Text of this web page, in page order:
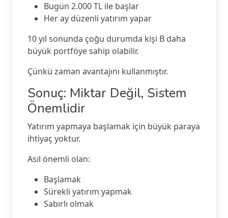
Bugün 2.000 TL ile başlar
Her ay düzenli yatırım yapar
10 yıl sonunda çoğu durumda kişi B daha
büyük portföye sahip olabilir.
Çünkü zaman avantajını kullanmıştır.
Sonuç: Miktar Değil, Sistem
Önemlidir
Yatırım yapmaya başlamak için büyük paraya
ihtiyaç yoktur.
Asıl önemli olan:
Başlamak
Sürekli yatırım yapmak
Sabırlı olmak